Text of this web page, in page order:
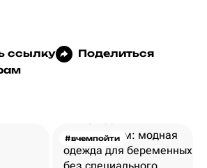
ссылку
Поделиться
#вчемпойти